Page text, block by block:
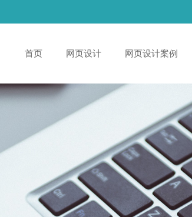
首页 网页设计 网页设计案例